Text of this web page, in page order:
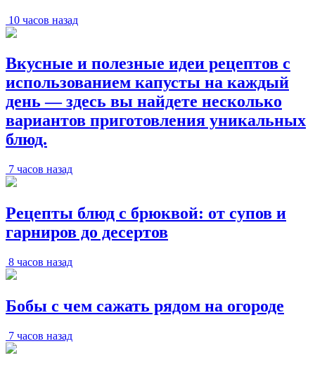
10 часов назад
Вкусные и полезные идеи рецептов с
использованием капусты на каждый
день — здесь вы найдете несколько
вариантов приготовления уникальных
блюд.
7 часов назад
Рецепты блюд с брюквой: от супов и
гарниров до десертов
8 часов назад
Бобы с чем сажать рядом на огороде
7 часов назад